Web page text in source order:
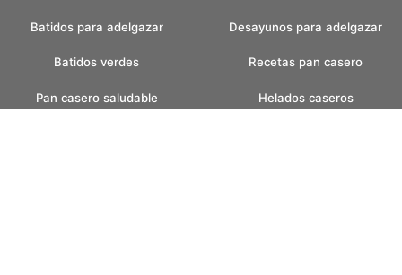
Batidos para adelgazar
Batidos verdes
Desayunos para adelgazar
Recetas pan casero
Pan casero saludable Helados caseros